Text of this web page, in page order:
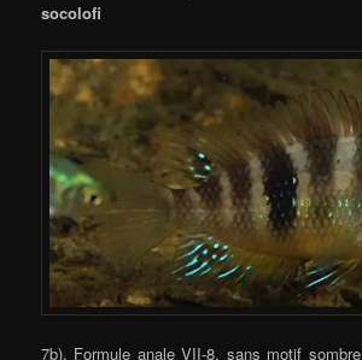
socolofi
7b). Formule anale VII-8, sans motif